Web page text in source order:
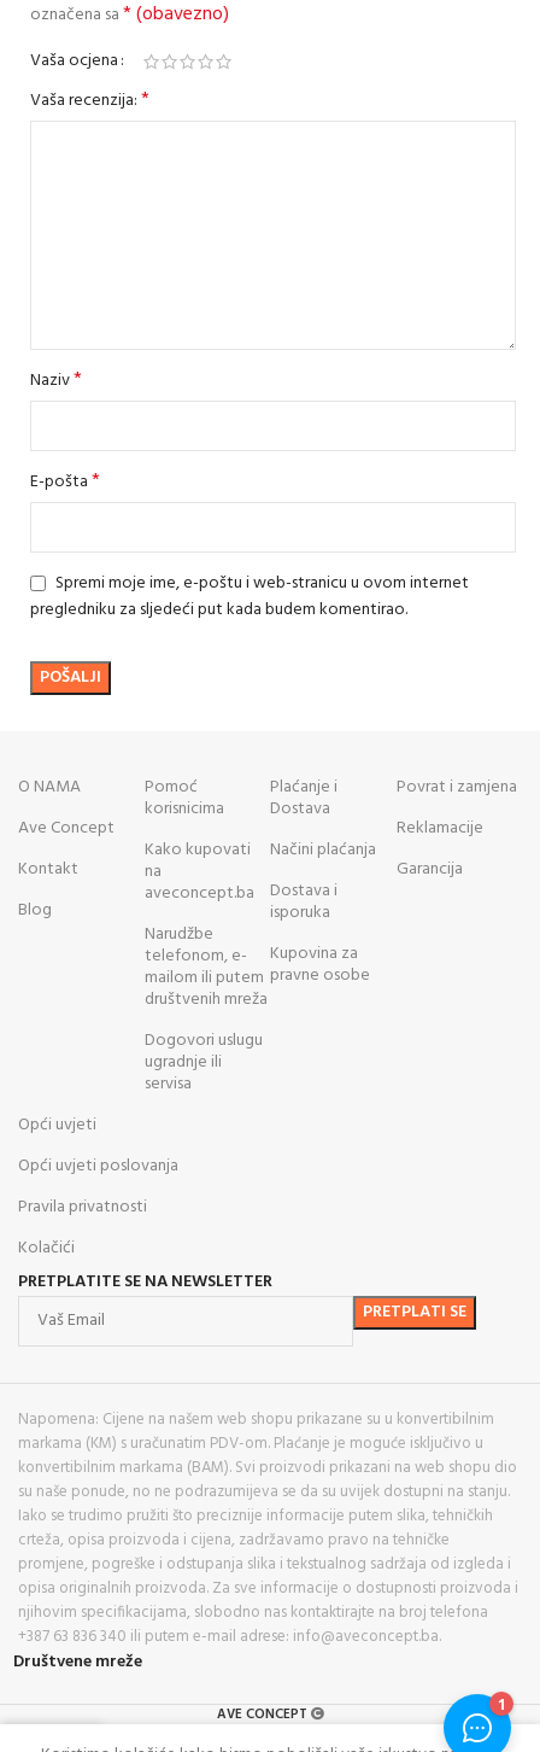
označena sa* (obavezno)
Vaša ocjena
Vaša recenzija:*
Naziv*
E-pošta*
Spremi moje ime, e-poštu i web-stranicu u ovom internet
pregledniku za sljedeći put kada budem komentirao.
O NAMA
Ave Concept
Kontakt
Blog
Pomoć
korisnicima
Kako kupovati
na
aveconcept.ba
Narudžbe
telefonom, e-
mailom ili putem
društvenih mreža
Dogovori uslugu
ugradnje ili
servisa
Plaćanje i
Dostava
Načini plaćanja
Dostava i
isporuka
Kupovina za
pravne osobe
Povrat i zamjena
Reklamacije
Garancija
Opći uvjeti
Opći uvjeti poslovanja
Pravila privatnosti
Kolačići
PRETPLATITE SE NA NEWSLETTER
Napomena: Cijene na našem web shopu prikazane su u konvertibilnim
markama (KM) s uračunatim PDV-om. Plaćanje je moguće isključivo u
konvertibilnim markama (BAM). Svi proizvodi prikazani na web shopu dio
su naše ponude, no ne podrazumijeva se da su uvijek dostupni na stanju.
Iako se trudimo pružiti što preciznije informacije putem slika, tehničkih
crteža, opisa proizvoda i cijena, zadržavamo pravo na tehničke
promjene, pogreške i odstupanja slika i tekstualnog sadržaja od izgleda i
opisa originalnih proizvoda. Za sve informacije o dostupnosti proizvoda i
njihovim specifikacijama, slobodno nas kontaktirajte na broj telefona
+387 63 836 340 ili putem e-mail adrese: info@aveconcept.ba.
Društvene mreže
AVE CONCEPT